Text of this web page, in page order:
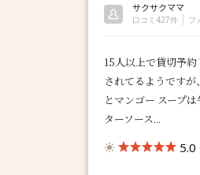
サクサクママ
口コミ427件 フ
15人以上で貸切予
されてるようです
とマンゴー スープ
ターソース...
5.0